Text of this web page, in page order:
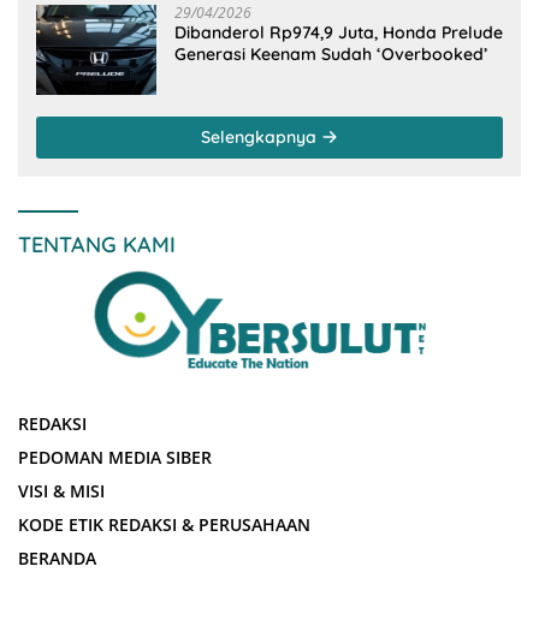
29/04/2026
Dibanderol Rp974,9 Juta, Honda Prelude
Generasi Keenam Sudah ‘Overbooked’
Selengkapnya
TENTANG KAMI
REDAKSI
PEDOMAN MEDIA SIBER
VISI & MISI
KODE ETIK REDAKSI & PERUSAHAAN
BERANDA